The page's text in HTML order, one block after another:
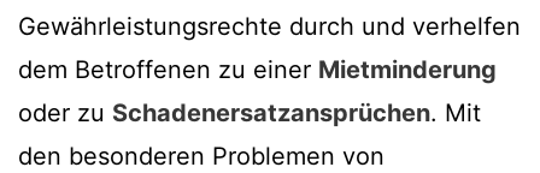
Gewährleistungsrechte durch und verhelfen
dem Betroffenen zu einer Mietminderung
oder zu Schadenersatzansprüchen. Mit
den besonderen Problemen von